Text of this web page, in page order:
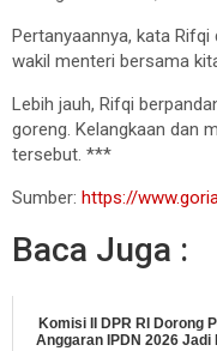
Pertanyaannya, kata
wakil menteri bersama
Lebih jauh, Rifqi
goreng. Kelangkaan dan
tersebut. ***
Sumber:https://
Baca Juga :
Komisi II DPR RI Dorong
Anggaran IPDN 2026 Jadi